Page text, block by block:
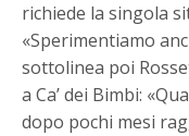
richiede la singola
«Sperimentiamo
sottolinea poi
a Ca’ dei Bimbi:
dopo pochi mesi